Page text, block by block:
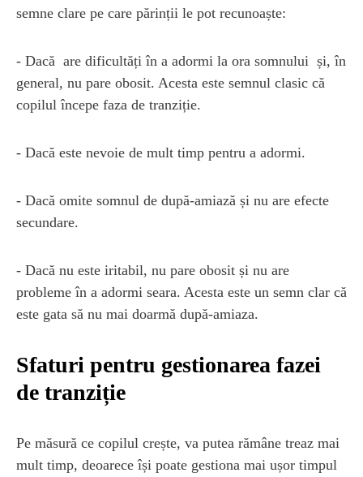
semne clare pe care părinții le pot recunoaște:
- Dacă are dificultăți în a adormi la ora somnului și, în
general, nu pare obosit. Acesta este semnul clasic că
copilul începe faza de tranziție.
- Dacă este nevoie de mult timp pentru a adormi.
- Dacă omite somnul de după-amiază și nu are efecte
secundare.
- Dacă nu este iritabil, nu pare obosit și nu are
probleme în a adormi seara. Acesta este un semn clar că
este gata să nu mai doarmă ​​după-amiaza.
Sfaturi pentru gestionarea fazei
de tranziție
Pe măsură ce copilul crește, va putea rămâne treaz mai
mult timp, deoarece își poate gestiona mai ușor timpul